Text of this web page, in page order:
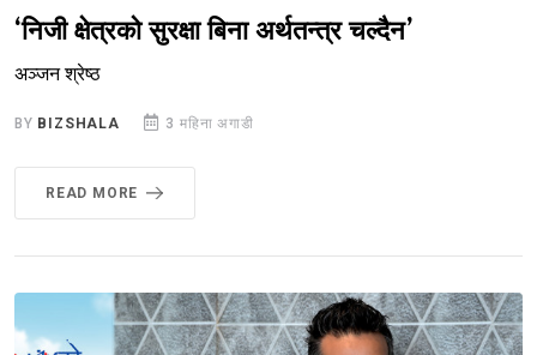
‘निजी क्षेत्रको सुरक्षा बिना अर्थतन्त्र चल्दैन’
अञ्जन श्रेष्ठ
BY BIZSHALA 3 महिना अगाडी
READ MORE